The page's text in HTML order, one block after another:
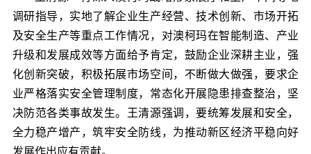
调研指导，实地了解企业生产经营、技术创新、市场开拓
及安全生产等重点工作情况，对澳柯玛在智能制造、产业
升级和发展成效等方面给予肯定，鼓励企业深耕主业，强
化创新突破，积极拓展市场空间，不断做大做强，要求企
业严格落实安全管理制度，常态化开展隐患排查整治，坚
决防范各类事故发生。王清源强调，要统筹发展和安全，
全力稳产增产，筑牢安全防线，为推动新区经济平稳向好